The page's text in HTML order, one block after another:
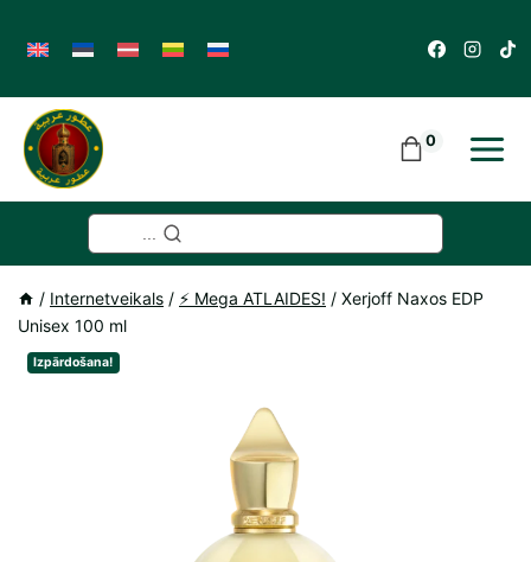
content
0
/ Internetveikals / ⚡️ Mega ATLAIDES! / Xerjoff Naxos EDP
Unisex 100 ml
Izpārdošana!